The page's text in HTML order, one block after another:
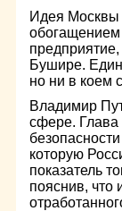
Идея Москвы
обогащением
Бушире.
но ни в коем
Владимир
сфере. Глава
которую
показатель
пояснив, что